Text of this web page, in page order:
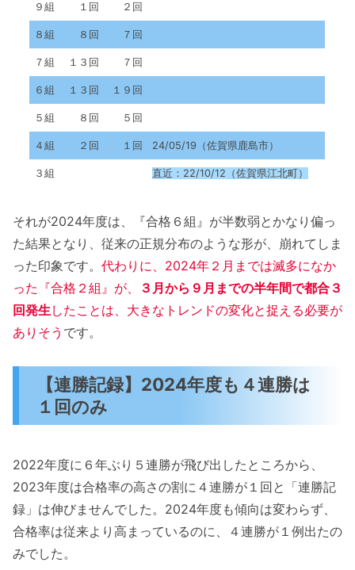
９組 １回 ２回
８組 ８回 ７回
７組 １３回 ７回
６組 １３回 １９回
５組 ８回 ５回
４組 ２回 １回 24/05/19（佐賀県鹿島市）
３組 直近：22/10/12（佐賀県江北町）
それが2024年度は、『合格６組』が半数弱とかなり偏っ
た結果となり、従来の正規分布のような形が、崩れてしま
った印象です。 代わりに、2024年２月までは滅多になか
った『合格２組』が、
３月から９月までの半年間で都合３
回発生したことは、大きなトレンドの変化と捉える必要が
ありそう です。
【連勝記録】2024年度も４連勝は
１回のみ
2022年度に６年ぶり５連勝が飛び出したところから、
2023年度は合格率の高さの割に４連勝が１回と「連勝記
録」は伸びませんでした。2024年度も傾向は変わらず、
合格率は従来より高まっているのに、４連勝が１例出たの
みでした。